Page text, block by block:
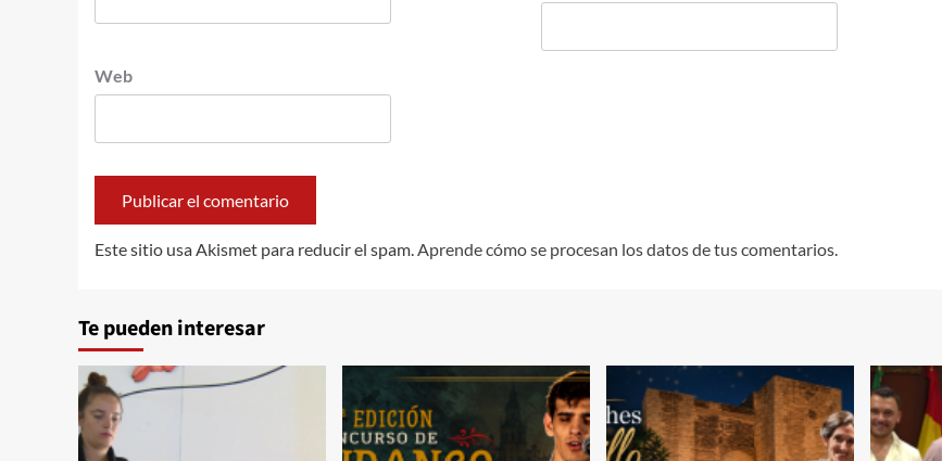
Web
Este sitio usa Akismet para reducir el spam.Aprende cómo se procesan los datos de tus comentarios.
Te pueden interesar